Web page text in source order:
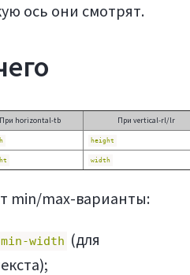
ось они смотрят.
При horizontal-tb При vertical-rl/lr
height
width
min/max-варианты:
min-width (для